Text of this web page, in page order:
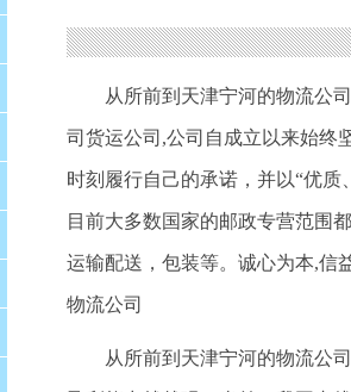
从所前到天津宁河的物流公
司货运公司,公司自成立以来始终
时刻履行自己的承诺，并以“优
目前大多数国家的邮政专营范围
运输配送，包装等。诚心为本,信
物流公司
从所前到天津宁河的物流公